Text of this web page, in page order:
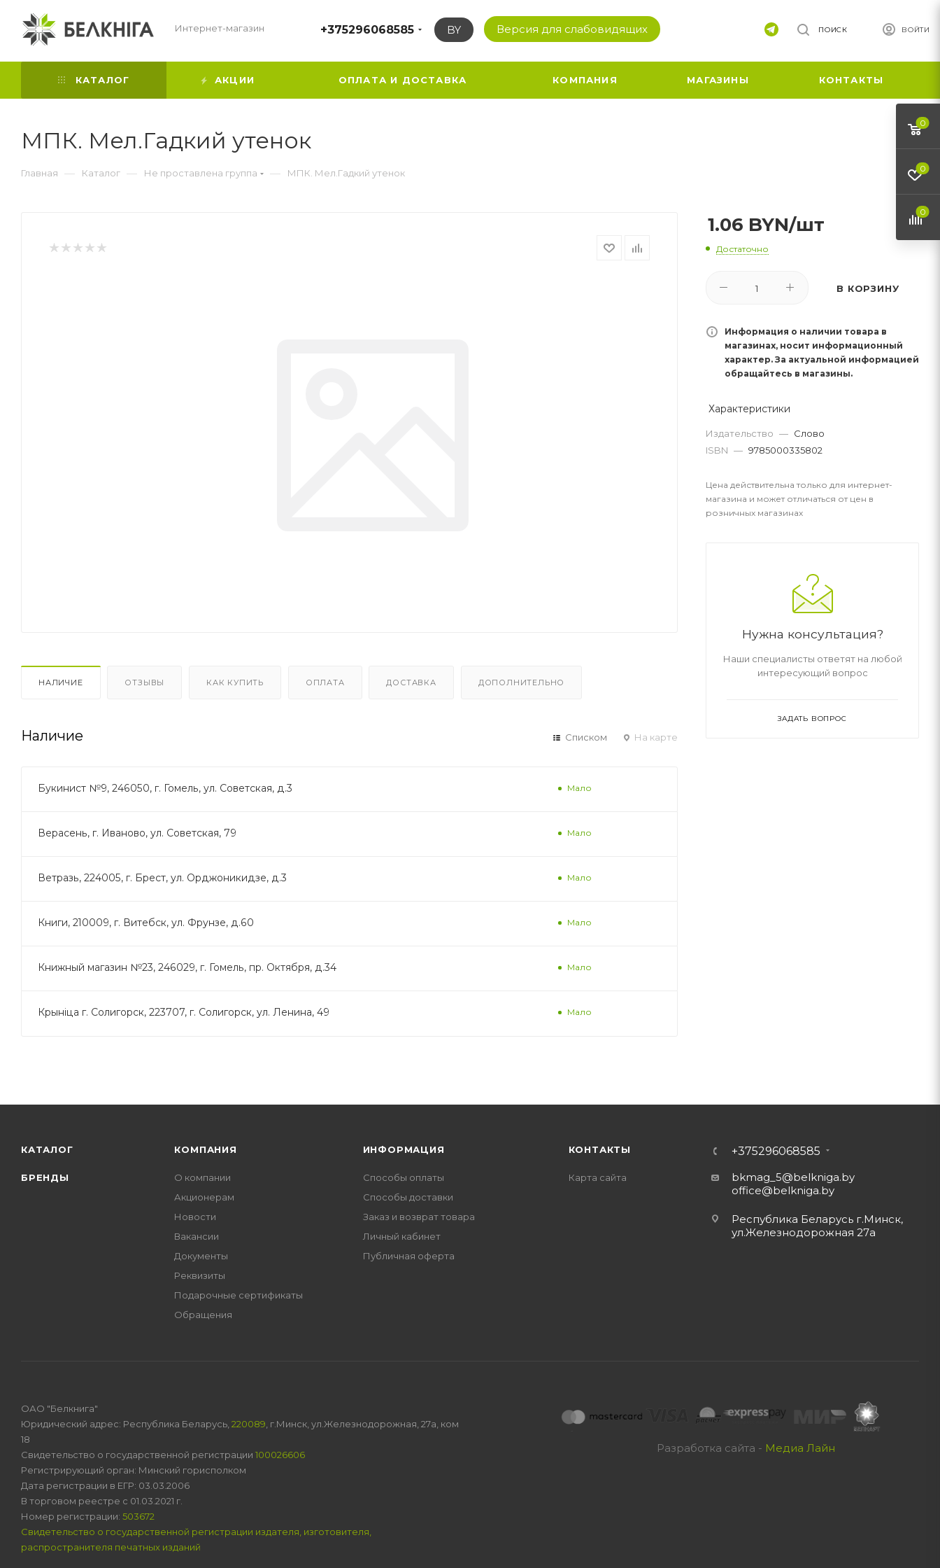
Интернет-магазин +375296068585 BY Версия для слабовидящих ВОЙТИ
ПОИСК
КАТАЛОГ АКЦИИ ОПЛАТА И ДОСТАВКА КОМПАНИЯ МАГАЗИНЫ КОНТАКТЫ
МПК. Мел.Гадкий утенок
Главная — Каталог — Не проставлена группа — МПК. Мел.Гадкий утенок
НАЛИЧИЕ ОТЗЫВЫ КАК КУПИТЬ ОПЛАТА ДОСТАВКА ДОПОЛНИТЕЛЬНО
Наличие Списком На карте
Букинист №9, 246050, г. Гомель, ул. Советская, д.3 Мало
Верасень, г. Иваново, ул. Советская, 79 Мало
Ветразь, 224005, г. Брест, ул. Орджоникидзе, д.3 Мало
Книги, 210009, г. Витебск, ул. Фрунзе, д.60 Мало
Книжный магазин №23, 246029, г. Гомель, пр. Октября, д.34 Мало
Крынiца г. Солигорск, 223707, г. Солигорск, ул. Ленина, 49 Мало
1.06 BYN/шт
Достаточно
В КОРЗИНУ
Информация о наличии товара в
магазинах, носит информационный
характер. За актуальной информацией
обращайтесь в магазины.
Характеристики
Издательство — Слово
ISBN — 9785000335802
Цена действительна только для интернет-
магазина и может отличаться от цен в
розничных магазинах
Нужна консультация?
Наши специалисты ответят на любой
интересующий вопрос
ЗАДАТЬ ВОПРОС
КАТАЛОГ
БРЕНДЫ
КОМПАНИЯ
О компании
Акционерам
Новости
Вакансии
Документы
Реквизиты
Подарочные сертификаты
Обращения
ИНФОРМАЦИЯ
Способы оплаты
Способы доставки
Заказ и возврат товара
Личный кабинет
Публичная оферта
КОНТАКТЫ
Карта сайта
+375296068585
bkmag_5@belkniga.by
office@belkniga.by
Республика Беларусь г.Минск,
ул.Железнодорожная 27а
Разработка сайта - Медиа Лайн
ОАО "Белкнига"
Юридический адрес: Республика Беларусь, 220089 , г.Минск, ул.Железнодорожная, 27а, ком
18
Свидетельство о государственной регистрации 100026606
Регистрирующий орган: Минский горисполком
Дата регистрации в ЕГР: 03.03.2006
В торговом реестре с 01.03.2021 г.
Номер регистрации: 503672
Свидетельство о государственной регистрации издателя, изготовителя,
распространителя печатных изданий
0
0
0